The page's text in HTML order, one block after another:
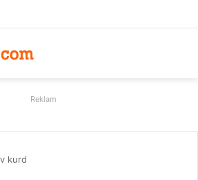
Reklam
kurd